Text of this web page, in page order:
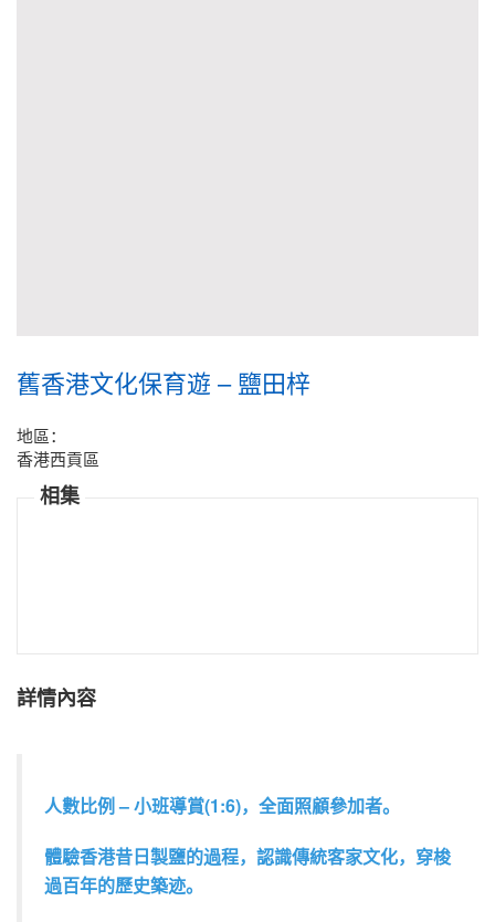
舊香港文化保育遊 – 鹽田梓
地區：
香港西貢區
相集
詳情內容
人數比例 – 小班導賞(1:6)，全面照顧參加者。
體驗香港昔日製鹽的過程，認識傳統客家文化，穿梭
過百年的歷史築迹。